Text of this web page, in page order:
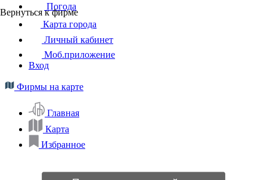
Вернуться к фирме
Погода
Карта города
Личный кабинет
Моб.приложение
Вход
Фирмы на карте
Главная
Карта
Избранное